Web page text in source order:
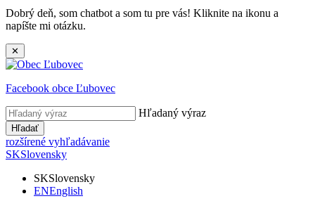
Dobrý deň, som chatbot a som tu pre vás! Kliknite na ikonu a
napíšte mi otázku.
✕
Facebook obce Ľubovec
Hľadaný výraz
Hľadať
rozšírené vyhľadávanie
SKSlovensky
SKSlovensky
ENEnglish